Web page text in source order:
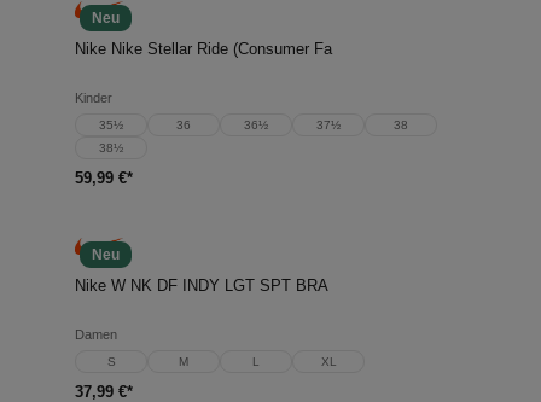
Neu
Nike Nike Stellar Ride (Consumer Fa
Kinder
35½ 36 36½ 37½
38
38½
59,99 €*
Neu
Nike W NK DF INDY LGT SPT BRA
Damen
S M L XL
37,99 €*